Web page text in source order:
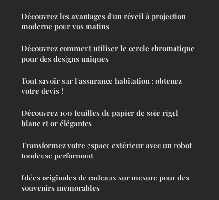
Découvrez les avantages d'un réveil à projection
moderne pour vos matins
Découvrez comment utiliser le cercle chromatique
pour des designs uniques
Tout savoir sur l'assurance habitation : obtenez
votre devis !
Découvrez 100 feuilles de papier de soie rigel
blanc et or élégantes
Transformez votre espace extérieur avec un robot
tondeuse performant
Idées originales de cadeaux sur mesure pour des
souvenirs mémorables